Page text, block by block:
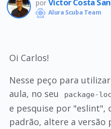
por
Alura Scuba Team
Oi Carlos!
Nesse peço para
aula, no seu
package-
e pesquise por "eslint",
padrão, altere a versão